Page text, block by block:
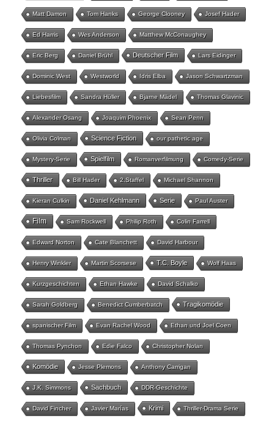
Matt Damon Tom Hanks George Clooney Josef Hader
Ed Harris Wes Anderson Matthew McConaughey
Eric Berg Daniel Brühl Deutscher Film Lars Eidinger
Dominic West Westworld Idris Elba Jason Schwartzman
Liebesfilm Sandra Hüller Bjarne Mädel Thomas Glavinic
Alexander Osang Joaquim Phoenix Sean Penn
Olivia Colman Science Fiction our pathetic age
Mystery-Serie Spielfilm Romanverfilmung Comedy-Serie
Thriller Bill Hader 2.Staffel Michael Shannon
Kieran Culkin Daniel Kehlmann Serie Paul Auster
Film Sam Rockwell Philip Roth Colin Farrell
Edward Norton Cate Blanchett David Harbour
Henry Winkler Martin Scorsese T.C. Boyle Wolf Haas
Kurzgeschichten Ethan Hawke David Schalko
Sarah Goldberg Benedict Cumberbatch Tragikomödie
spanischer Film Evan Rachel Wood Ethan und Joel Coen
Thomas Pynchon Edie Falco Christopher Nolan
Komödie Jesse Plemons Anthony Carrigan
J.K. Simmons Sachbuch DDR-Geschichte
David Fincher Javier Marías Krimi Thriller-Drama Serie